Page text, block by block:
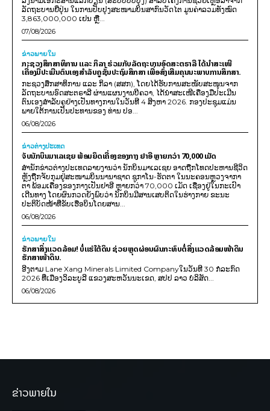
ລັດຖະບານຍີ່ປຸ່ນ ໃນການປັບປຸງສະໜາມບິນສາກົນວັດໄຕ ມູນຄ່າລວມທັງໝົດ
3,863,000,000 ເຢນ ຫຼື...
07/08/2026
ຂ່າວພາຍ​ໃນ
ກະຊວງສຶກສາທິການ ແລະ ກິລາ ຮ່ວມກັບລັດຖະບານອົດສະຕຣາລີ ໄດ້ນຳສະເໜີ
ເຄື່ອງມືປະເມີນຕົນເອງສຳລັບຄູຊັ້ນປະຖົມສຶກສາ ເພື່ອສົ່ງເສີມຄຸນນະພາບການສຶກສາ.
ກະຊວງສຶກສາທິການ ແລະ ກິລາ (ສສກ), ໂດຍໄດ້ຮັບການສະໜັບສະໜູນຈາກ
ລັດຖະບານອົດສະຕຣາລີ ຜ່ານແຜນງານບີຄວາ, ໄດ້ນຳສະເໜີເຄື່ອງມືປະເມີນ
ຕົນເອງສຳລັບຄູຢ່າງເປັນທາງການໃນວັນທີ 4 ສິງຫາ 2026. ກອງປະຊຸມແມ່ນ
ພາຍໃຕ້ການເປັນປະທານຂອງ ທ່ານ ປອ...
06/08/2026
ຂ່າວຕ່າງປະເທດ
ຈັບນັກບິນມາເລເຊຍ ພ້ອມຍຶດເຄື່ອງຂອງກາງ ຢາອີ ຫຼາຍກວ່າ 70,000 ເມັດ
ສຳນັກຂ່າວຕ່າງປະເທດລາຍງານວ່າ ນັກບິນມາເລເຊຍ ອາດຖືກໂທດປະຫານຊີວິດ
ຫຼັງຖືກຈັບກຸມຢູ່ສະໜາມບິນນານາຊາດ ຊູກາໂນ-ຮັດຕາ ໃນນະຄອນຫຼວງຈາກາ
ຕາ ພ້ອມເຄື່ອງຂອງກາງເປັນຢາອີ ຫຼາຍກວ່າ 70,000 ເມັດ ເຊື່ອງຢູ່ໃນກະເປົາ
ເດີນທາງ ໂດຍຜົນກວດຍັງພົບວ່າ ນັກບິນມີສານເສບຕິດໃນຮ່າງກາຍ ຂະນະ
ປະຕິບັດໜ້າທີ່ຂັບເຮືອບິນໂດຍສານ...
06/08/2026
ຂ່າວພາຍ​ໃນ
ຮັກສາສິ່ງແວດລ້ອມ! ບໍ່ແຮ່ໃຕ້ດິນ ຊ່ວຍຫຼຸດຜ່ອນຜົນກະທົບຕໍ່ສິ່ງແວດລ້ອມໜ້າດິນ
ຮັກສາໜ້າດິນ.
ອີງຕາມ Lane Xang Minerals Limited Companyໃນວັນທີ 30 ກໍລະກົດ
2026 ທີ່ເມືອງວິລະບູລີ ແຂວງສະຫວັນນະເຂດ, ສປປ ລາວ ບໍລິສັດ...
06/08/2026
ຂ່າວພາຍໃນ